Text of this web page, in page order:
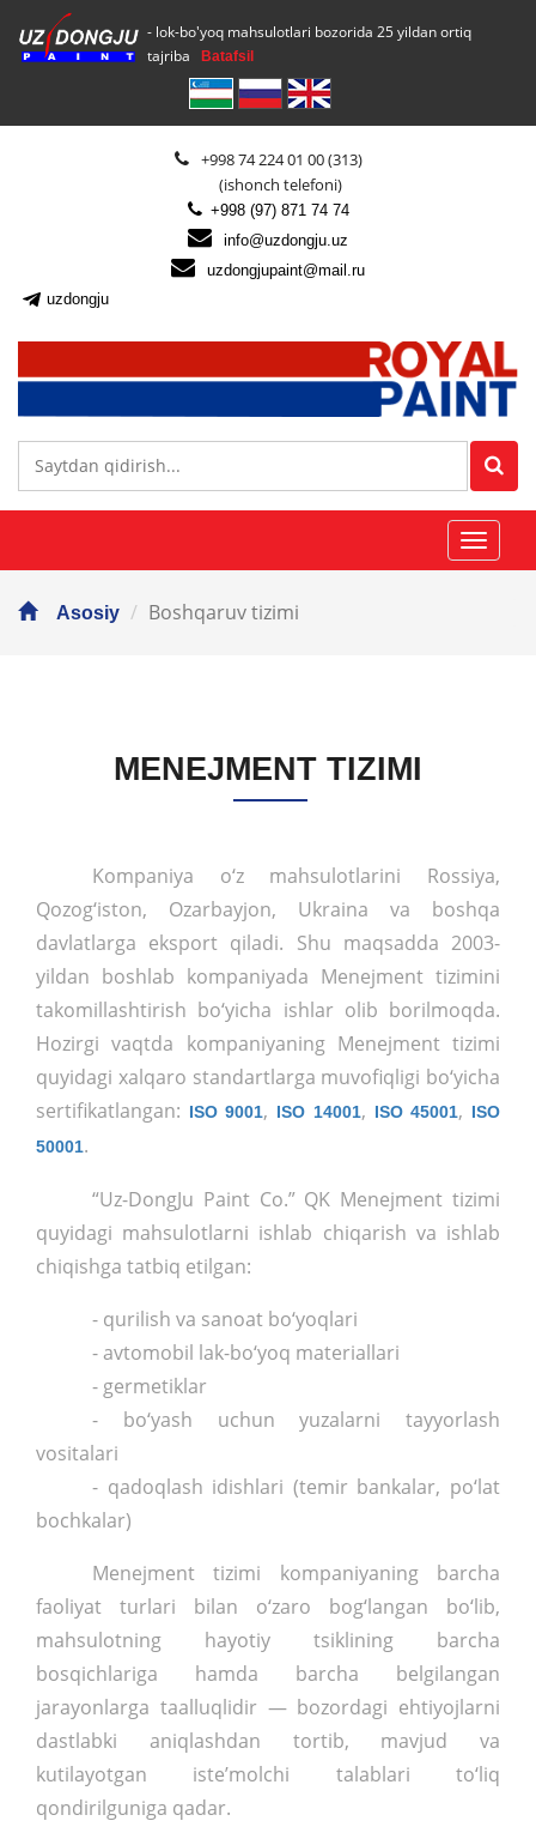
- lok-bo'yoq mahsulotlari bozorida 25 yildan ortiq
tajriba
Batafsil
+998 74 224 01 00 (313)
(ishonch telefoni)
+998 (97) 871 74 74
info@uzdongju.uz
uzdongjupaint@mail.ru
uzdongju
Asosiy Boshqaruv tizimi
MENEJMENT TIZIMI
Kompaniya o‘z mahsulotlarini Rossiya,
Qozog‘iston, Ozarbayjon, Ukraina va boshqa
davlatlarga eksport qiladi. Shu maqsadda 2003-
yildan boshlab kompaniyada Menejment tizimini
takomillashtirish bo‘yicha ishlar olib borilmoqda.
Hozirgi vaqtda kompaniyaning Menejment tizimi
quyidagi xalqaro standartlarga muvofiqligi bo‘yicha
sertifikatlangan: ISO 9001, ISO 14001, ISO 45001, ISO
50001.
“Uz-DongJu Paint Co.” QK Menejment tizimi
quyidagi mahsulotlarni ishlab chiqarish va ishlab
chiqishga tatbiq etilgan:
- qurilish va sanoat bo‘yoqlari
- avtomobil lak-bo‘yoq materiallari
- germetiklar
- bo‘yash uchun yuzalarni tayyorlash
vositalari
- qadoqlash idishlari (temir bankalar, po‘lat
bochkalar)
Menejment tizimi kompaniyaning barcha
faoliyat turlari bilan o‘zaro bog‘langan bo‘lib,
mahsulotning hayotiy tsiklining barcha
bosqichlariga hamda barcha belgilangan
jarayonlarga taalluqlidir — bozordagi ehtiyojlarni
dastlabki aniqlashdan tortib, mavjud va
kutilayotgan iste’molchi talablari to‘liq
qondirilguniga qadar.